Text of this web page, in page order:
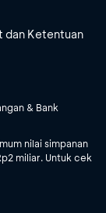
dan Ketentuan
& Bank
nilai simpanan
miliar. Untuk cek